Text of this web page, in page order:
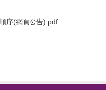
序(網頁公告).pdf